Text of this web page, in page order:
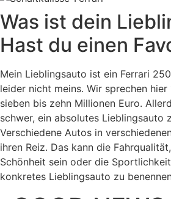
Was ist dein
Hast du einen
Mein Lieblingsauto ist ein Ferrari
leider nicht meins. Wir sprechen
sieben bis zehn Millionen Euro.
schwer, ein absolutes Lieblingsauto
Verschiedene Autos in
ihren Reiz. Das kann die
Schönheit sein oder die
konkretes Lieblingsauto zu